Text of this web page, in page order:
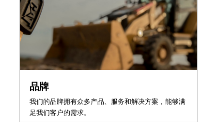
品牌
我们的品牌拥有众多产品、服务和解决方案，能够满
足我们客户的需求。